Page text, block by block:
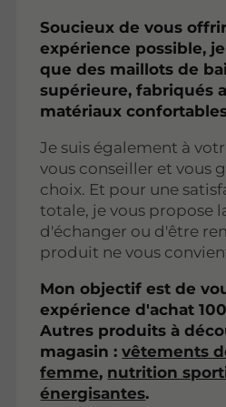
Soucieux de vous
expérience possible,
que des maillots de
supérieure, fabriqués
matériaux
Je suis également à
vous conseiller et vous
choix. Et pour une
totale, je vous propose
d'échanger ou d'être
produit ne vous
Mon objectif est de
expérience d'achat
Autres produits à
magasin :vêtements
femme, nutrition
énergisantes.